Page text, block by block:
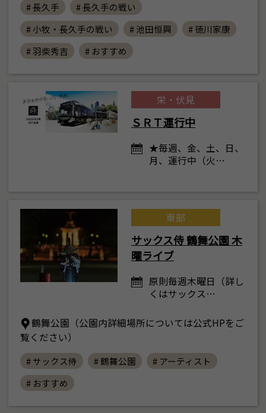
# 長久手
# 長久手の戦い
# 小牧・長久手の戦い
# 池田恒興
# 徳川家康
# 羽柴秀吉
# おすすめ
栄・伏見
ＳＲＴ運行中
★毎週、金、土、日、
月、運行中（火…
東部
サックス侍 鶴舞公園 木
曜ライブ
原則毎週木曜日（詳し
くはサックス…
鶴舞公園（公園内詳細場所については公式HPをご
覧ください）
# サックス侍 # 鶴舞公園
# アーティスト
# おすすめ